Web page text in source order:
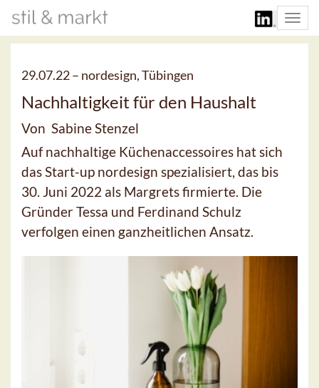
29.07.22 – nordesign, Tübingen
Nachhaltigkeit für den Haushalt
Von Sabine Stenzel
Auf nachhaltige Küchenaccessoires hat sich
das Start-up nordesign spezialisiert, das bis
30. Juni 2022 als Margrets firmierte. Die
Gründer Tessa und Ferdinand Schulz
verfolgen einen ganzheitlichen Ansatz.